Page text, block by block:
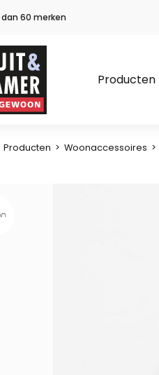
dan 60 merken
Producten
Producten > Woonaccessoires >